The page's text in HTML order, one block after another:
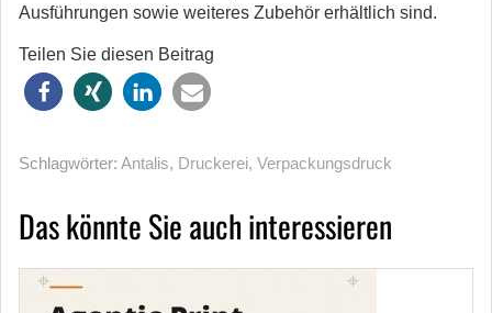
Ausführungen sowie weiteres Zubehör erhältlich sind.
Teilen Sie diesen Beitrag
Schlagwörter: Antalis, Druckerei, Verpackungsdruck
Das könnte Sie auch interessieren